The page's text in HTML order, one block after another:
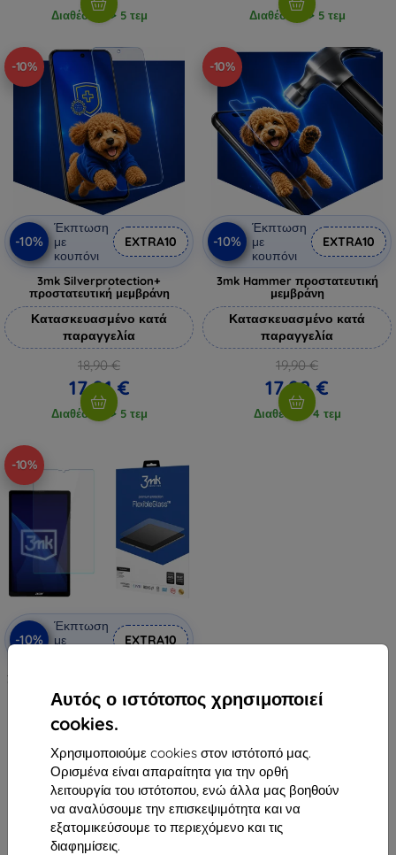
Αυτός ο ιστότοπος χρησιμοποιεί
cookies.
Χρησιμοποιούμε cookies στον ιστότοπό μας.
Ορισμένα είναι απαραίτητα για την ορθή
λειτουργία του ιστότοπου, ενώ άλλα μας βοηθούν
να αναλύσουμε την επισκεψιμότητα και να
εξατομικεύσουμε το περιεχόμενο και τις
διαφημίσεις.
Διαθέσιμο > 5 τεμ Διαθέσιμο > 5 τεμ
-10%
-10%
Έκπτωση
με
κουπόνι
EXTRA10
3mk Silverprotection+
προστατευτική μεμβράνη
Κατασκευασμένο κατά
παραγγελία
18,90 €
17,01 €
Διαθέσιμο > 5 τεμ
-10%
-10%
Έκπτωση
με
κουπόνι
EXTRA10
3mk Hammer προστατευτική
μεμβράνη
Κατασκευασμένο κατά
παραγγελία
19,90 €
17,92 €
Διαθέσιμο 4 τεμ
-10%
-10%
Έκπτωση
με
EXTRA10
3mk FlexibleGlass υβριδικό γυαλί
ασφαλείας για Acer Iconia iM9-
12M
15,90 €
Διαθέσιμο > 5 τεμ